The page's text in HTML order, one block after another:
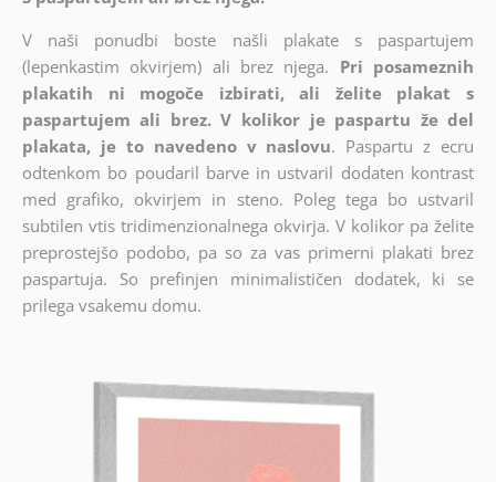
V naši ponudbi boste našli plakate s paspartujem
(lepenkastim okvirjem) ali brez njega. Pri posameznih
plakatih ni mogoče izbirati, ali želite plakat s
paspartujem ali brez. V kolikor je paspartu že del
plakata, je to navedeno v naslovu. Paspartu z ecru
odtenkom bo poudaril barve in ustvaril dodaten kontrast
med grafiko, okvirjem in steno. Poleg tega bo ustvaril
subtilen vtis tridimenzionalnega okvirja. V kolikor pa želite
preprostejšo podobo, pa so za vas primerni plakati brez
paspartuja. So prefinjen minimalističen dodatek, ki se
prilega vsakemu domu.